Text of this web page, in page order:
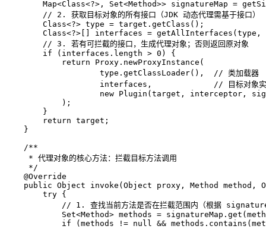
Map<Class<?>, Set<Method>> signatureMap =
// 2. 获取目标对象的所有接口（JDK 动态代理需基于接口）
        Class<?> type = target.getClass();
Class<?>[] interfaces = getAllInterfaces(type,
// 3. 若有可拦截的接口，生成代理对象；否则返回原对象
if (interfaces.length > 0 ) {
return Proxy.newProxyInstance(
                    type.getClassLoader(),
// 类加载器
                    interfaces,
// 目标对象实
new Plugin (target, interceptor,
            );
        }
return target;
    }
/**
     * 代理对象的核心方法：拦截目标方法调用
     */
@Override
public Object invoke (Object proxy, Method method,
try {
// 1. 查找当前方法是否在拦截范围内（根据
Set<Method> methods =
if (methods != null &&